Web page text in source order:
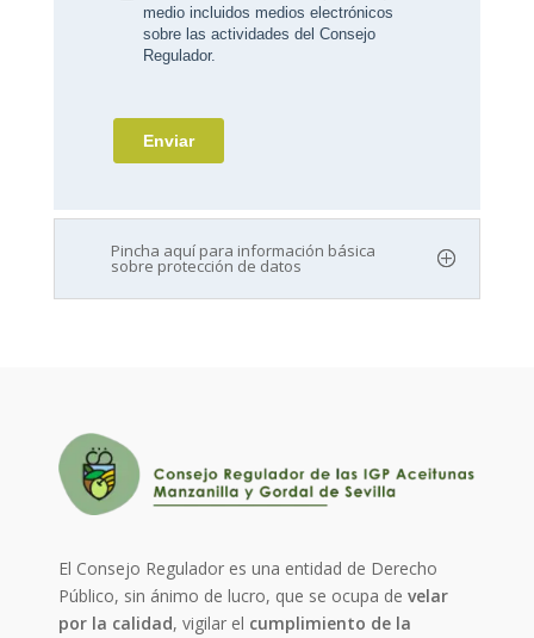
Pincha aquí para información básica
sobre protección de datos
El Consejo Regulador es una entidad de Derecho
Público, sin ánimo de lucro, que se ocupa develar
por la calidad, vigilar el cumplimiento de la